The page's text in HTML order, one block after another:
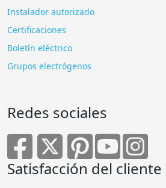
Instalador autorizado
Certificaciones
Boletín eléctrico
Grupos electrógenos
Redes sociales
Satisfacción del cliente